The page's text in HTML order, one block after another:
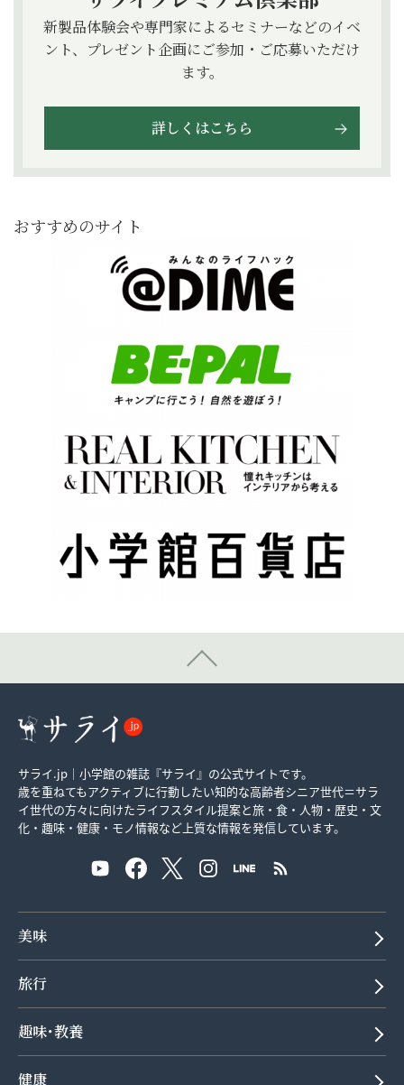
新製品体験会や専門家によるセミナーなどのイベ
ント、プレゼント企画にご参加・ご応募いただけ
ます。
詳しくはこちら
おすすめのサイト
サライ.jp｜小学館の雑誌『サライ』の公式サイトです。
歳を重ねてもアクティブに行動したい知的な高齢者シニア世代＝サラ
イ世代の方々に向けたライフスタイル提案と旅・食・人物・歴史・文
化・趣味・健康・モノ情報など上質な情報を発信しています。
美味
旅行
趣味･教養
健康